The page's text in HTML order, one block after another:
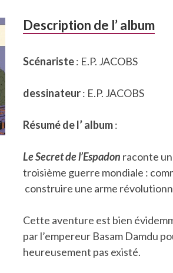
Description de l’ album
Scénariste: E.P. JACOBS
dessinateur: E.P. JACOBS
Résumé de l’ album:
Le Secret de l’Espadon raconte
troisième guerre mondiale :
construire une arme
Cette aventure est bien
par l’empereur Basam Damdu
heureusement pas existé.